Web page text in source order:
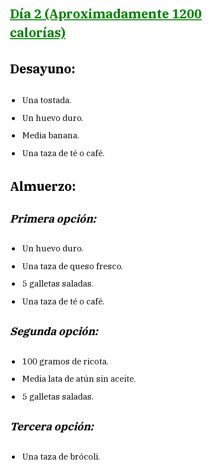
Día 2 (Aproximadamente 1200
calorías)
Desayuno:
Una tostada.
Un huevo duro.
Media banana.
Una taza de té o café.
Almuerzo:
Primera opción:
Un huevo duro.
Una taza de queso fresco.
5 galletas saladas.
Una taza de té o café.
Segunda opción:
100 gramos de ricota.
Media lata de atún sin aceite.
5 galletas saladas.
Tercera opción:
Una taza de brócoli.